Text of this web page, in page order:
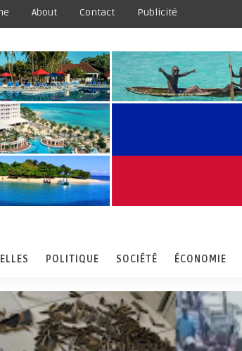
About Contact Publicité
POLITIQUE SOCIÉTÉ ÉCONOMIE